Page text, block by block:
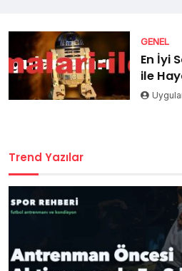
GENEL
En İyi
ile
Trend Yazılar